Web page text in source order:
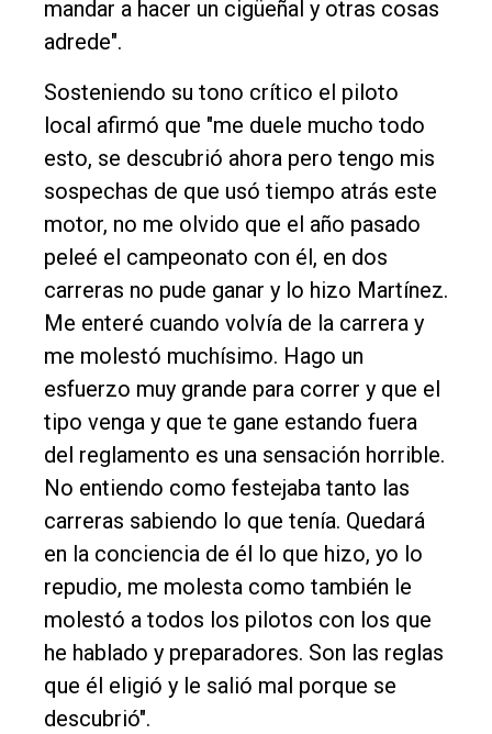
mandar a hacer un cigüeñal y otras cosas
adrede".
Sosteniendo su tono crítico el piloto
local afirmó que "me duele mucho todo
esto, se descubrió ahora pero tengo mis
sospechas de que usó tiempo atrás este
motor, no me olvido que el año pasado
peleé el campeonato con él, en dos
carreras no pude ganar y lo hizo Martínez.
Me enteré cuando volvía de la carrera y
me molestó muchísimo. Hago un
esfuerzo muy grande para correr y que el
tipo venga y que te gane estando fuera
del reglamento es una sensación horrible.
No entiendo como festejaba tanto las
carreras sabiendo lo que tenía. Quedará
en la conciencia de él lo que hizo, yo lo
repudio, me molesta como también le
molestó a todos los pilotos con los que
he hablado y preparadores. Son las reglas
que él eligió y le salió mal porque se
descubrió".